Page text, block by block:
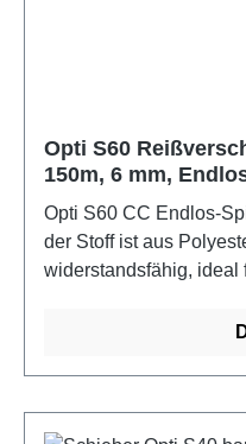
Opti S60
150m, 6 mm,
Opti S60 CC Endlos-
der Stoff ist aus
widerstandsfähig, ideal
gewebtes
60C, Ökotex